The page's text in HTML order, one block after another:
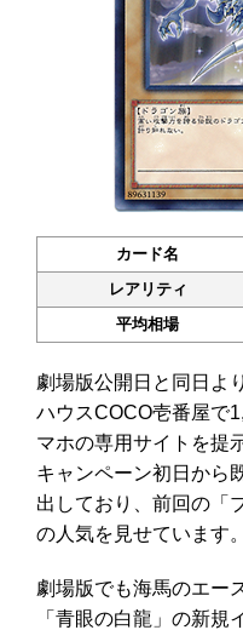
カード名
レアリティ
平均相場
劇場版公開日と同日よ
ハウスCOCO壱番屋で
マホの専用サイトを提
キャンペーン初日から
出しており、前回の「
の人気を見せています。
劇場版でも海馬のエー
「青眼の白龍」の新規